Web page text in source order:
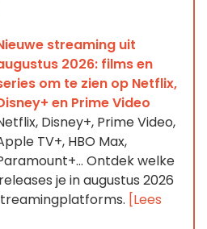
streaming uit
2026: films en
om te zien op Netflix,
en Prime Video
Disney+, Prime Video,
TV+, HBO Max,
Ontdek welke
je in augustus 2026
[Lees